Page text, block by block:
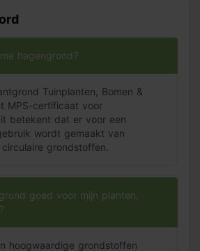
De pallet leveren wij op de
zijn voor een palletwagen.
hagengrond?
Tuinplanten, Bomen &
MPS-certificaat voor
betekent dat er voor een
wordt gemaakt van
grondstoffen.
goed voor mijn planten,
hoogwaardige grondstoffen